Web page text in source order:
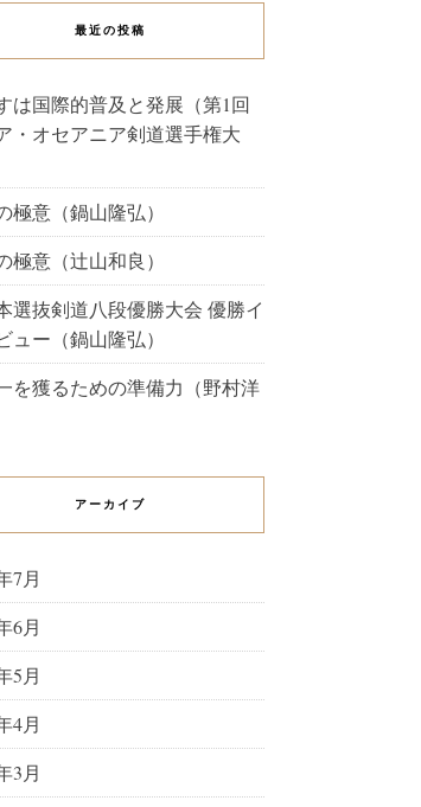
最近の投稿
は国際的普及と発展（第1回
・オセアニア剣道選手権大
極意（鍋山隆弘）
極意（辻山和良）
選抜剣道八段優勝大会 優勝イ
ュー（鍋山隆弘）
を獲るための準備力（野村洋
アーカイブ
7月
6月
5月
4月
3月